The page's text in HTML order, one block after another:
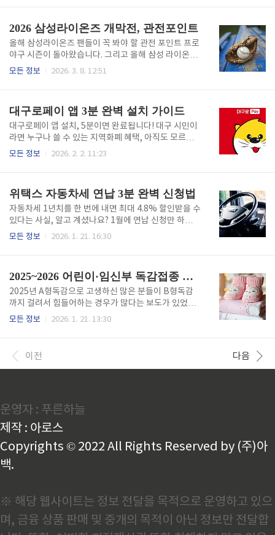
일~31일,..
1. 김한구 (67년생)• 경북대학교 경영대학원 마케팅 수료• 前 현대자동차
노동조합 대의원• 前 유가읍 이장연합회 부회장• 前 달성군 새마을협의회
감사 2. 유영하 (62년생) • 연세대학교 행정학과 졸업• 現 국회의원• 前 인
천지검 특수부검사• 前 국가인권위원회 상임위원(차관..
2026 삼성라이온즈 개막전, 관전포인트
올해 삼성라이온즈 팬들이 꼭 봐야 할 관전 포인트 프로
야구 시즌이 돌아왔습니다. 그리고 올해 삼성 라이온즈
팬들에게는 꽤 기대되는 시즌이기도 합니다.2026 시즌
겠습니다.삼성라이온즈 2026 개막전 3월 28일📍 대구
삼성 라이온즈 파크 경기 삼성 vs 롯데 입니다.이 경기
는 단순한 개막전이 아니라 전통의 라이벌전 입니다.왜
이 경기가 재미있을까삼성과 롯데의 대결은 낙동강 더
비로 불립니다.대구와 부산은 지역적으로도 가까워 항
2026 시즌 관전 ..
모든 정보 2026. 3. 8. 12:51
대구로페이 앱 3분 완벽 설치 가이드
대구로페이 앱 설치, 5분이면 완료됩니다! 대구 시민이
라면 누구나 쓸 수 있는 지역화폐 혜택, 아직도 모르고
계신가요? 지금 바로 설치하고 최대 10% 캐시백 혜택
바로 다운로드할 수 있습니다. 설치 후 휴대폰 본인인증
과 간단한 정보 입력만으로 3분 안에 가입이 완료되며,
대구 시민이라면 누구나 무료로 이용할 수 있습니다. 대
구로페이 공식 앱 다운로드 요약: 앱스토어에서 'IM샾'
검색 후 다운로드, 본인인증으로 3분 안에 가입 완료 충
할 수..
모든 정보 2026. 2. 2. 11:23
위택스 자동차세 연납 3분 완벽 신청법
자동차세 1년치를 한 번에 내면 최대 4.8% 할인받을 수
있다는 사실, 알고 계셨나요? 1월에 연납 신청만 하면
수만 원을 아낄 수 있는데도 많은 분들이 놓치고 있습니
있으며, 1월 16일부터 31일까지 신청하면 연간 자동차
세의 약4.5%~4.8%를 할인받습니다. 3월은 3.7%, 6
월은 2.5%, 9월은 1.7% 할인율이 적용되므로 1월 신
청이 가장 유리합니다. 신청 마감일은 각 월의 말일 자
정까지이며, 마감 직전에는 접속자가 몰려 지연될 수 있
면 최대 4.5% 할인, 월별로 할인율이 다르..
모든 정보 2026. 1. 21. 16:30
2025~2026 어린이·임신부 독감접종 신청 가이드
2025년 A형독감으로 고생하신 많은 분들이 B형독감
까지 걸려서 힘들어하는 경우가 많다는 보도가 있었습
니다. 지금이라도 면역력이 떨어지는 어린이와 임신부
명 이상이 혜택을 받지만, 접종 시기를 놓쳐 유료로 맞
는 분들이 여전히 많습니다. 지금 바로 우리 아이와 태
운 지정 의료기관을 검색하고 예약할 수 있습니다. 별도
의 온라인 신청 절차 없이 의료기관에 직접 방문하거나
전화 예약 후 접종하면 됩니다. 단, 접종 당일 신분증(주
민등록증, 건강보험..
모든 정보 2026. 1. 21. 13:30
이전 다음
운영자 : 푸른하늘
제작 : 아로스
Copyrights © 2022 All Rights Reserved by (주)아
백.
※ 해당 웹사이트는 정보 전달을 목적으로 운영하고 있으
며, 금융 상품 판매 및 중개의 목적이 아닌 정보만 전달합